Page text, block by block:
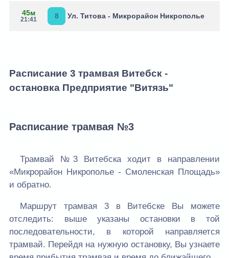
45м
21:41 8 Ул. Титова - Микрорайон Никрополье
Расписание 3 трамвая Витебск -
остановка Предприятие "Витязь"
Расписание трамвая №3
Трамвай №3 Витебска ходит в направлении
«Микрорайон Никрополье - Смоленская Площадь»
и обратно.
Маршрут трамвая 3 в Витебске Вы можете
отследить: выше указаны остановки в той
последовательности, в которой направляется
трамвай. Перейдя на нужную остановку, Вы узнаете